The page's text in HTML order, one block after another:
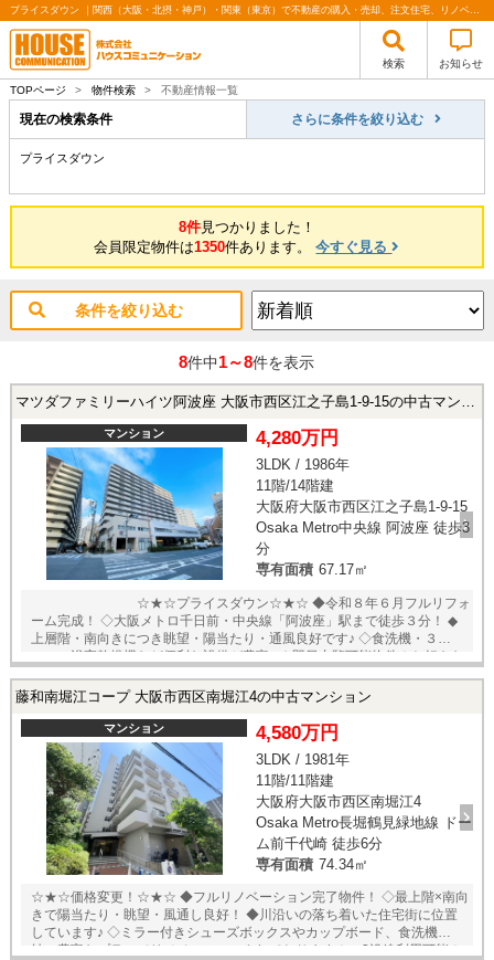
プライスダウン ｜関西（大阪・北摂・神戸）・関東（東京）で不動産の購入・売却、注文住宅、リノベーションの事なら株式会社ハウスコミュニケーション
検索 お知らせ
TOPページ > 物件検索 > 不動産情報一覧
現在の検索条件 さらに条件を絞り込む
プライスダウン
8件見つかりました！
会員限定物件は1350件あります。今すぐ見る
条件を絞り込む
8件中1～8件を表示
マツダファミリーハイツ阿波座 大阪市西区江之子島1-9-15の中古マンション
マンション 4,280万円
3LDK / 1986年
11階/14階建
大阪府大阪市西区江之子島1-9-15
Osaka Metro中央線 阿波座 徒歩3
分
専有面積 67.17㎡
☆★☆プライスダウン☆★☆ ◆令和８年６月フルリフォ
ーム完成！ ◇大阪メトロ千日前・中央線「阿波座」駅まで徒歩３分！ ◆
上層階・南向きにつき眺望・陽当たり・通風良好です♪ ◇食洗機・３口コ
ンロ・浴室乾燥機など便利な設備が豊富♪ ★即日内覧可能物件！お好きな
可能「内覧予約・お問い合わせ」フォームよりお問い合わせ下さい！業
ご希望場所でのお待ち合わせも可能です。 ※当社ではネットで他社様が
広告している物件も同時に紹介・案内可能です。 併せて内覧を希望され
る際は、物件名を担当者までお申し付け下さい。
藤和南堀江コープ 大阪市西区南堀江4の中古マンション
マンション 4,580万円
3LDK / 1981年
11階/11階建
大阪府大阪市西区南堀江4
Osaka Metro長堀鶴見緑地線 ドー
ム前千代崎 徒歩6分
専有面積 74.34㎡
☆★☆価格変更！☆★☆ ◆フルリノベーション完了物件！ ◇最上階×南向
きで陽当たり・眺望・風通し良好！ ◆川沿いの落ち着いた住宅街に位置
しています♪ ◇ミラー付きシューズボックスやカップボード、食洗機、収
納の豊富なプランでリノベーションされております！ ◆3沿線利用可能！